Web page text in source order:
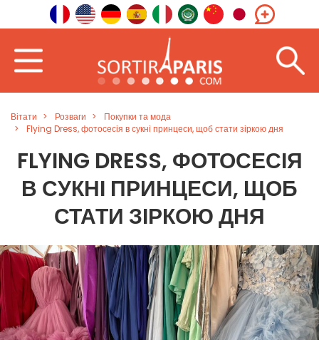
Вітати Розваги
Покупки та мода
Flying Dress, фотосесія в сукні принцеси, щоб стати зіркою дня
FLYING DRESS, ФОТОСЕСІЯ
В СУКНІ ПРИНЦЕСИ, ЩОБ
СТАТИ ЗІРКОЮ ДНЯ